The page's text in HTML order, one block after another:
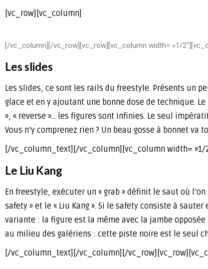
[vc_row][vc_column]
[/vc_column][/vc_row][vc_row][vc_column width= »1/
Les slides
Les slides, ce sont les rails du freestyle. Présents un
glace et en y ajoutant une bonne dose de technique.
», « reverse »… les figures sont infinies. Le seul
Vous n’y comprenez rien ? Un beau gosse à bonnet va
[/vc_column_text][/vc_column][vc_column width= »1/
Le Liu Kang
En freestyle, exécuter un « grab » définit le saut où
safety » et le « Liu Kang ». Si le safety consiste à
variante : la figure est la même avec la jambe
au milieu des galériens : cette piste noire est le seul
[/vc_column_text][/vc_column][/